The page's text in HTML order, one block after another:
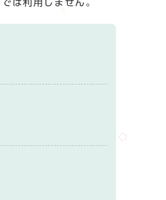
は利用しません。